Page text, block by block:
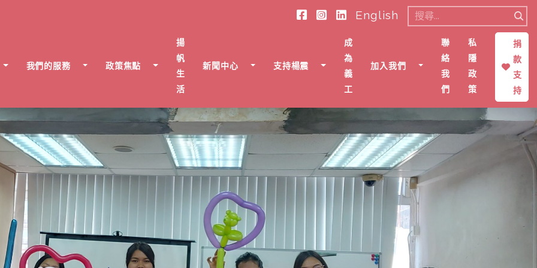
English
搜
我們的服務 政策焦點
揚
帆
生
活
新聞中心 支持楊震
成
為
義
工
加入我們
聯
絡
我
們
私
隱
政
策
捐
款
支
持